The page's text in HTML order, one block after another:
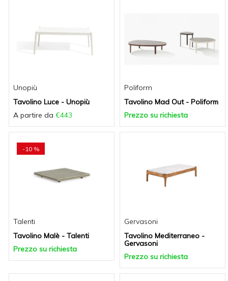
Unopiù
Tavolino Luce - Unopiù
A partire da €443
Poliform
Tavolino Mad Out - Poliform
Prezzo su richiesta
-10 %
Talenti
Tavolino Malè - Talenti
Prezzo su richiesta
Gervasoni
Tavolino Mediterraneo -
Gervasoni
Prezzo su richiesta